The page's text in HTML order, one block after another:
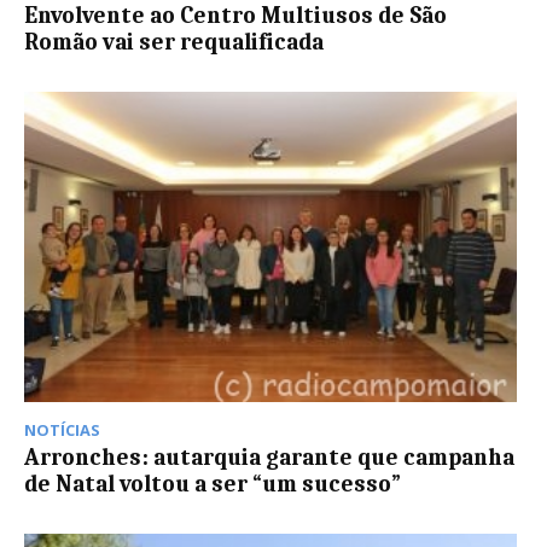
Envolvente ao Centro Multiusos de São
Romão vai ser requalificada
NOTÍCIAS
Arronches: autarquia garante que campanha
de Natal voltou a ser “um sucesso”